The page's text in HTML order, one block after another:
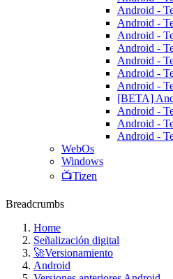
Android -
Android -
Android -
Android -
Android -
Android -
Android -
[BETA]
Android -
Android -
Android -
WebOs
Windows
📺Tizen
Breadcrumbs
Home
Señalización digital
🚀Versionamiento
Android